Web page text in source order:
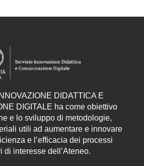
INNOVAZIONE DIDATTICA E
DIGITALE ha come obiettivo
e lo sviluppo di metodologie,
utili ad aumentare e innovare
e l’efficacia dei processi
di interesse dell’Ateneo.